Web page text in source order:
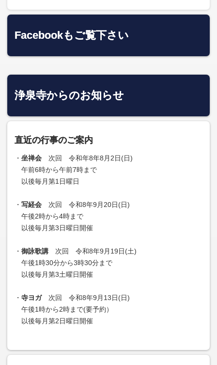
Facebookもご覧下さい
浄泉寺からのお知らせ
直近の行事のご案内
・ 坐禅会 次回 令和年8年8月2日(日)
午前6時から午前7時まで
以後毎月第1日曜日
・ 写経会 次回 令和8年9月20日(日)
午後2時から4時まで
以後毎月第3日曜日開催
・ 御詠歌講 次回 令和8年9月19日(土)
午後1時30分から3時30分まで
以後毎月第3土曜日開催
・ 寺ヨガ次回 令和8年9月13日(日)
午後1時から2時まで(要予約）
以後毎月第2日曜日開催